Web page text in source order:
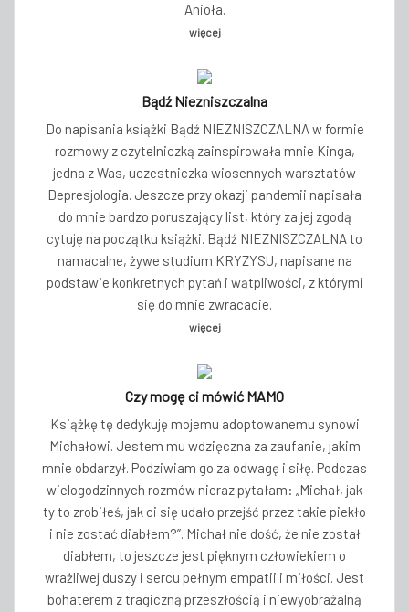
Anioła.
więcej
Bądź Niezniszczalna
Do napisania książki Bądź NIEZNISZCZALNA w formie
rozmowy z czytelniczką zainspirowała mnie Kinga,
jedna z Was, uczestniczka wiosennych warsztatów
Depresjologia. Jeszcze przy okazji pandemii napisała
do mnie bardzo poruszający list, który za jej zgodą
cytuję na początku książki. Bądź NIEZNISZCZALNA to
namacalne, żywe studium KRYZYSU, napisane na
podstawie konkretnych pytań i wątpliwości, z którymi
się do mnie zwracacie.
więcej
Czy mogę ci mówić MAMO
Książkę tę dedykuję mojemu adoptowanemu synowi
Michałowi. Jestem mu wdzięczna za zaufanie, jakim
mnie obdarzył. Podziwiam go za odwagę i siłę. Podczas
wielogodzinnych rozmów nieraz pytałam: „Michał, jak
ty to zrobiłeś, jak ci się udało przejść przez takie piekło
i nie zostać diabłem?”. Michał nie dość, że nie został
diabłem, to jeszcze jest pięknym człowiekiem o
wrażliwej duszy i sercu pełnym empatii i miłości. Jest
bohaterem z tragiczną przeszłością i niewyobrażalną